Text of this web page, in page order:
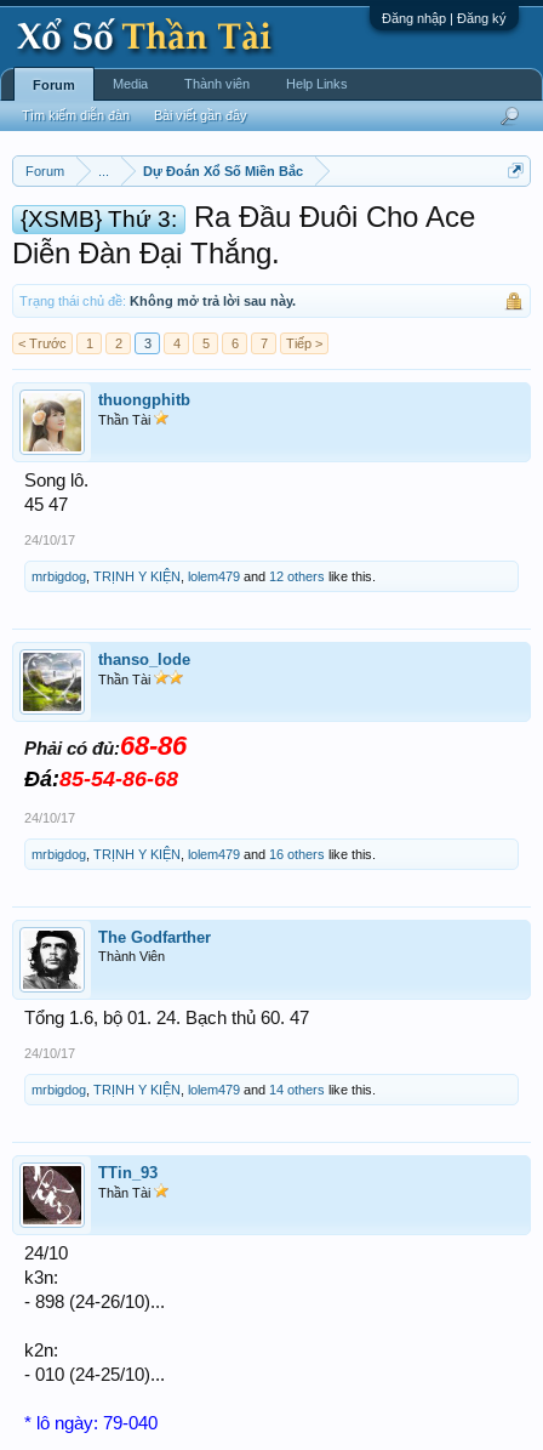
Đăng nhập | Đăng ký
Forum Dự Đoán Xổ Số Miền Bắc
{XSMB} Thứ 3:
Ra Đầu Đuôi Cho Ace
Diễn Đàn Đại Thắng.
Trạng thái chủ đề: Không mở trả lời sau này.
< Trước 1 2 3 4 5 6 7 Tiếp >
thuongphitb
Thần Tài
Song lô.
45 47
24/10/17
mrbigdog TRỊNH Y KIỆN lolem479 and 12 others like this.
thanso_lode
Thần Tài
Phải có đủ:68-86
Đá:85-54-86-68
24/10/17
mrbigdog TRỊNH Y KIỆN lolem479 and 16 others like this.
The Godfarther
Thành Viên
Tổng 1.6, bộ 01. 24. Bạch thủ 60. 47
24/10/17
mrbigdog TRỊNH Y KIỆN lolem479 and 14 others like this.
TTin_93
Thần Tài
24/10
k3n:
- 898 (24-26/10)...
k2n:
- 010 (24-25/10)...
* lô ngày: 79-040
Forum
Tìm kiếm diễn đàn Bài viết gần đây
Media Thành viên Help Links